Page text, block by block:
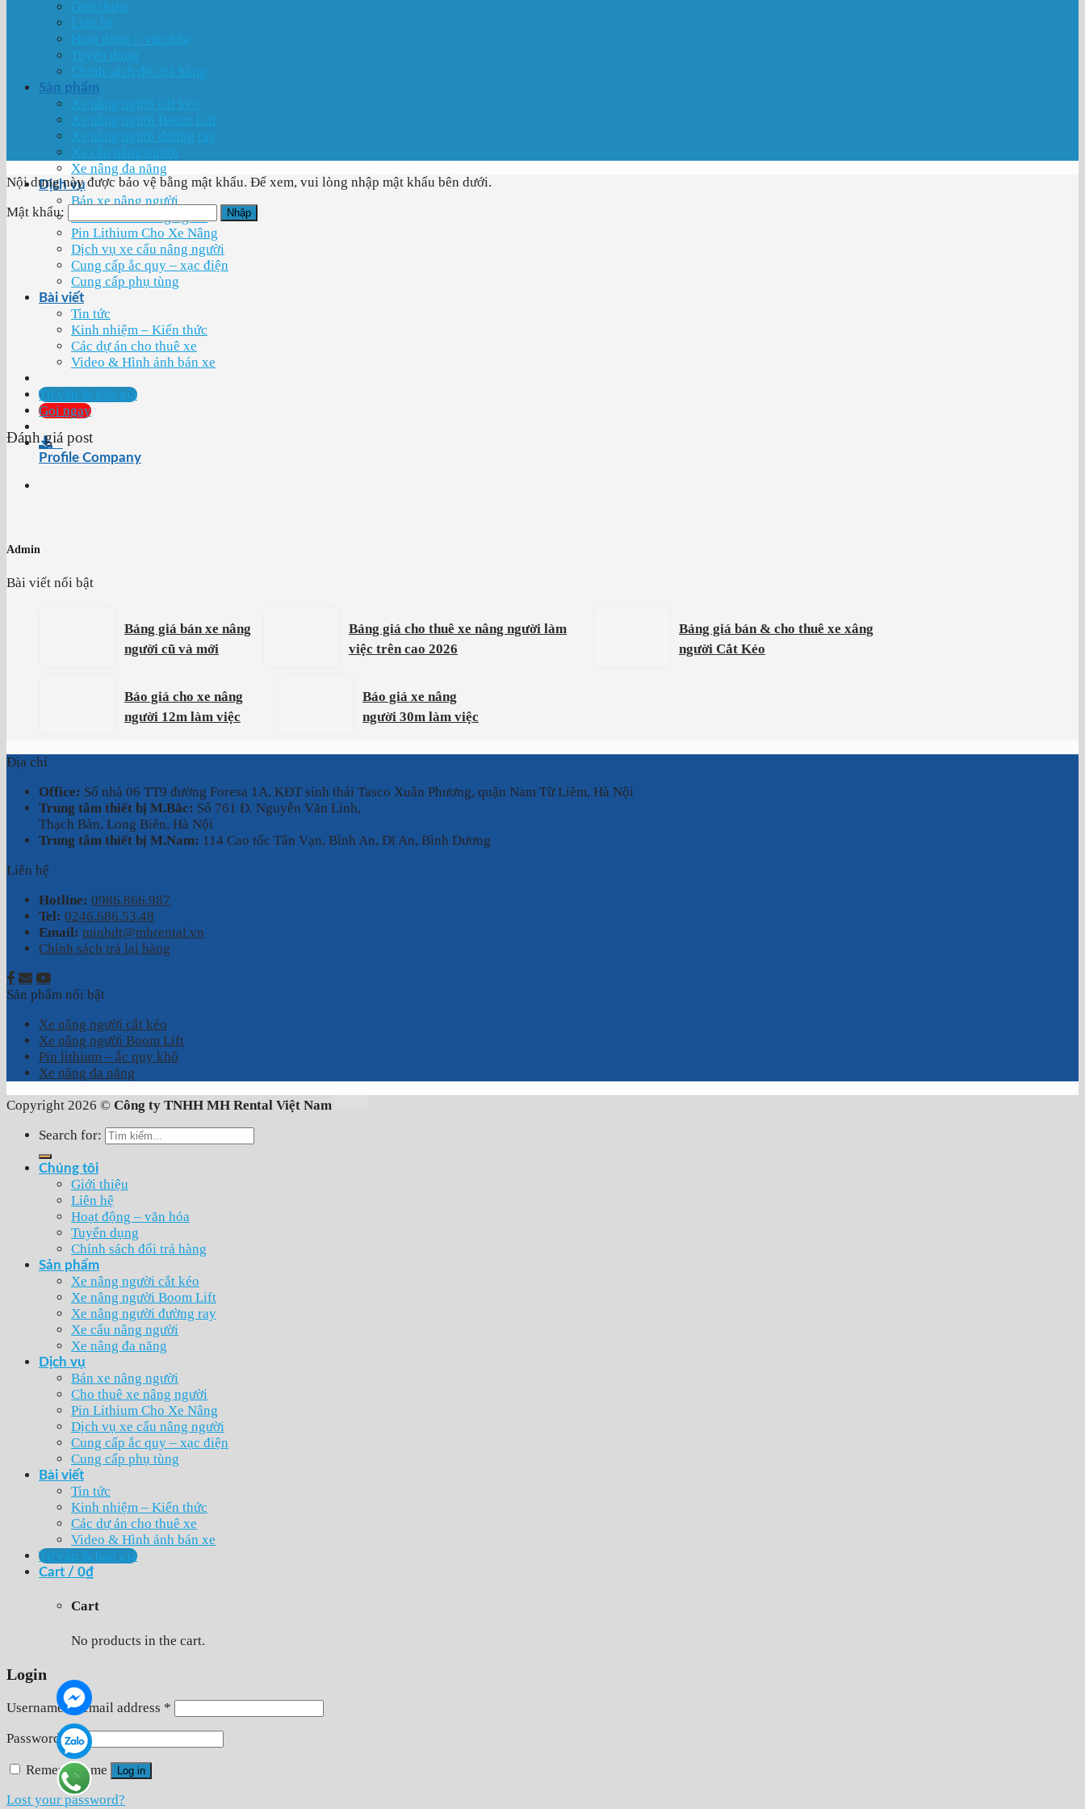
Giới thiệu
Liên hệ
Hoạt động – văn hóa
Tuyển dụng
Chính sách đổi trả hàng
Sản phẩm
Xe nâng người cắt kéo
Xe nâng người Boom Lift
Xe nâng người đường ray
Xe cẩu nâng người
Xe nâng đa năng
Dịch vụ
Bán xe nâng người
Pin Lithium Cho Xe Nâng
Dịch vụ xe cẩu nâng người
Cung cấp ắc quy – xạc điện
Cung cấp phụ tùng
Bài viết
Tin tức
Kinh nhiệm – Kiến thức
Các dự án cho thuê xe
Video & Hình ảnh bán xe
Tư vấn & báo giá
Gọi ngay
Profile Company
Nội dung này được bảo vệ bằng mật khẩu. Để xem, vui lòng nhập mật khẩu bên dưới.
Mật khẩu:
Đánh giá post
Admin
Bài viết nổi bật
Bảng giá bán xe nâng
người cũ và mới
Bảng giá cho thuê xe nâng người làm
việc trên cao 2026
Bảng giá bán & cho thuê xe xâng
người Cắt Kéo
Báo giá cho xe nâng
người 12m làm việc
Báo giá xe nâng
người 30m làm việc
Địa chỉ
Office: Số nhà 06 TT9 đường Foresa 1A, KĐT sinh thái Tasco Xuân Phương, quận Nam Từ Liêm, Hà Nội
Trung tâm thiết bị M.Bắc: Số 761 Đ. Nguyễn Văn Linh,
Thạch Bàn, Long Biên, Hà Nội
Trung tâm thiết bị M.Nam: 114 Cao tốc Tân Vạn, Bình An, Dĩ An, Bình Dương
Liên hệ
Hotline: 0986.866.987
Tel: 0246.686.53.48
Email: minhdt@mhrental.vn
Chính sách trả lại hàng
Sản phẩm nổi bật
Xe nâng người cắt kéo
Xe nâng người Boom Lift
Pin lithium – ắc quy khô
Xe nâng đa năng
Copyright 2026 © Công ty TNHH MH Rental Việt Nam
Search for:
Chúng tôi
Giới thiệu
Liên hệ
Hoạt động – văn hóa
Tuyển dụng
Chính sách đổi trả hàng
Sản phẩm
Xe nâng người cắt kéo
Xe nâng người Boom Lift
Xe nâng người đường ray
Xe cẩu nâng người
Xe nâng đa năng
Dịch vụ
Bán xe nâng người
Cho thuê xe nâng người
Pin Lithium Cho Xe Nâng
Dịch vụ xe cẩu nâng người
Cung cấp ắc quy – xạc điện
Cung cấp phụ tùng
Bài viết
Tin tức
Kinh nhiệm – Kiến thức
Các dự án cho thuê xe
Video & Hình ảnh bán xe
Tư vấn & báo giá
Cart / 0₫
Cart
No products in the cart.
Login
Username or email address *
Password*
Remember me Log in
Lost your password?